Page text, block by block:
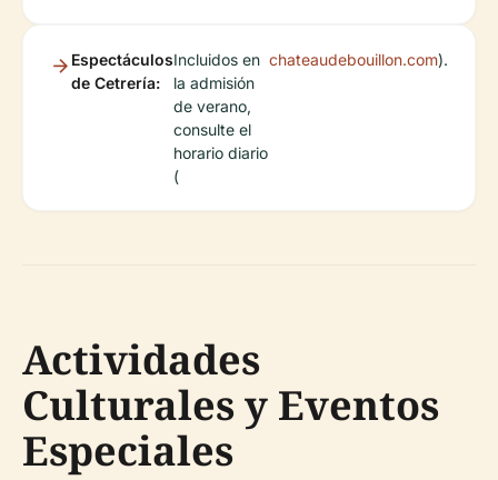
Espectáculos
de Cetrería:
Incluidos en
la admisión
de verano,
consulte el
horario diario
(
chateaudebouillon.com).
Actividades
Culturales y Eventos
Especiales